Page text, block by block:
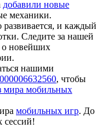
добавили новые
механики.
и каждый
Следите за нашей
о новейших
нашими
, чтобы
мира мобильных
мобильных игр. До
сессий!